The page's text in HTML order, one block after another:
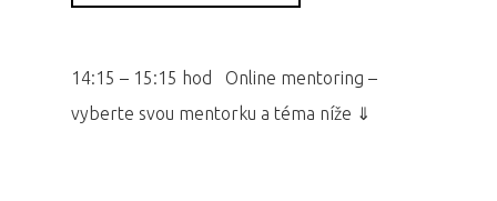
14:15 – 15:15 hod Online mentoring –
vyberte svou mentorku a téma níže ⇓